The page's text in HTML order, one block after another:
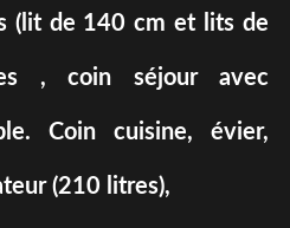
(lit de 140 cm et lits de
, coin séjour avec
Coin cuisine, évier,
(210 litres),